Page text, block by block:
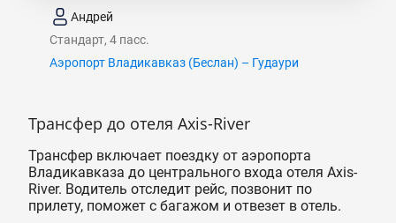
Андрей
Стандарт, 4 пасс.
Аэропорт Владикавказ (Беслан) – Гудаури
Трансфер до отеля Axis-River
Трансфер включает поездку от аэропорта
Владикавказа до центрального входа отеля Axis-
River. Водитель отследит рейс, позвонит по
прилету, поможет с багажом и отвезет в отель.